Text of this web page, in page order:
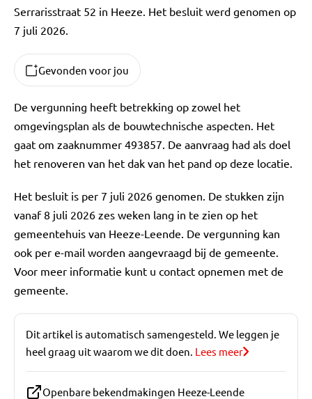
Serrarisstraat 52 in Heeze. Het besluit werd genomen op
7 juli 2026.
Gevonden voor jou
De vergunning heeft betrekking op zowel het
omgevingsplan als de bouwtechnische aspecten. Het
gaat om zaaknummer 493857. De aanvraag had als doel
het renoveren van het dak van het pand op deze locatie.
Het besluit is per 7 juli 2026 genomen. De stukken zijn
vanaf 8 juli 2026 zes weken lang in te zien op het
gemeentehuis van Heeze-Leende. De vergunning kan
ook per e-mail worden aangevraagd bij de gemeente.
Voor meer informatie kunt u contact opnemen met de
gemeente.
Dit artikel is automatisch samengesteld. We leggen je
heel graag uit waarom we dit doen. Lees meer
Openbare bekendmakingen Heeze-Leende